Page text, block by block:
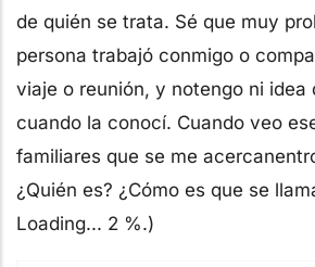
de quién se trata. Sé que muy
persona trabajó conmigo o
viaje o reunión, y notengo ni idea
cuando la conocí. Cuando veo
familiares que se me
¿Quién es? ¿Cómo es que se
Loading... 2 %.)